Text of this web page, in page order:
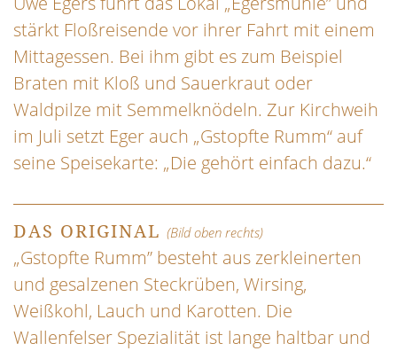
stärkt Floßreisende vor ihrer Fahrt mit einem
Mittagessen. Bei ihm gibt es zum Beispiel
Braten mit Kloß und Sauerkraut oder
Waldpilze mit Semmelknödeln. Zur Kirchweih
im Juli setzt Eger auch „Gstopfte Rumm“ auf
seine Speisekarte: „Die gehört einfach dazu.“
DAS ORIGINAL (Bild oben rechts)
„Gstopfte Rumm” besteht aus zerkleinerten
und gesalzenen Steckrüben, Wirsing,
Weißkohl, Lauch und Karotten. Die
Wallenfelser Spezialität ist lange haltbar und